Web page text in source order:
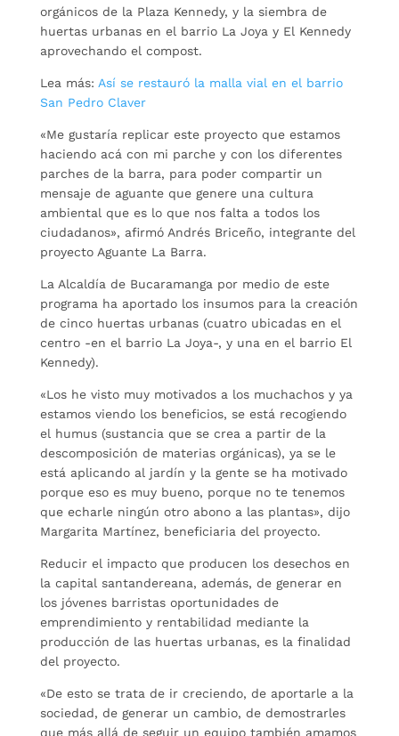
orgánicos de la Plaza Kennedy, y la siembra de
huertas urbanas en el barrio La Joya y El Kennedy
aprovechando el compost.
Lea más: Así se restauró la malla vial en el barrio
San Pedro Claver
«Me gustaría replicar este proyecto que estamos
haciendo acá con mi parche y con los diferentes
parches de la barra, para poder compartir un
mensaje de aguante que genere una cultura
ambiental que es lo que nos falta a todos los
ciudadanos», afirmó Andrés Briceño, integrante del
proyecto Aguante La Barra.
La Alcaldía de Bucaramanga por medio de este
programa ha aportado los insumos para la creación
de cinco huertas urbanas (cuatro ubicadas en el
centro -en el barrio La Joya-, y una en el barrio El
Kennedy).
«Los he visto muy motivados a los muchachos y ya
estamos viendo los beneficios, se está recogiendo
el humus (sustancia que se crea a partir de la
descomposición de materias orgánicas), ya se le
está aplicando al jardín y la gente se ha motivado
porque eso es muy bueno, porque no te tenemos
que echarle ningún otro abono a las plantas», dijo
Margarita Martínez, beneficiaria del proyecto.
Reducir el impacto que producen los desechos en
la capital santandereana, además, de generar en
los jóvenes barristas oportunidades de
emprendimiento y rentabilidad mediante la
producción de las huertas urbanas, es la finalidad
del proyecto.
«De esto se trata de ir creciendo, de aportarle a la
sociedad, de generar un cambio, de demostrarles
que más allá de seguir un equipo también amamos